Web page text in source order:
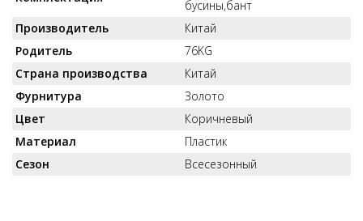
бусины,бант
Производитель
Китай
Родитель
76KG
Страна производства
Китай
Фурнитура
Золото
Цвет
Коричневый
Материал
Пластик
Сезон
Всесезонный